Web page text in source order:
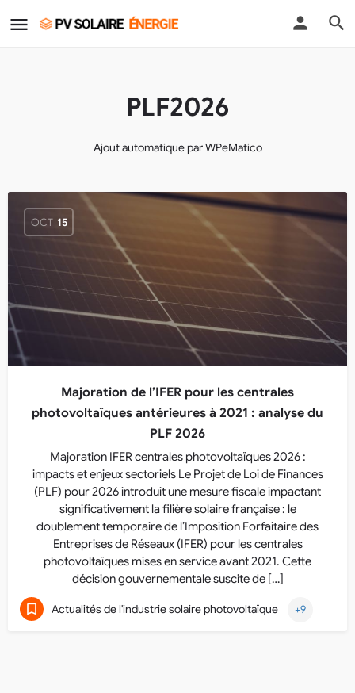
PLF2026
Ajout automatique par WPeMatico
OCT 15
Majoration de l’IFER pour les centrales
photovoltaïques antérieures à 2021 : analyse du
PLF 2026
Majoration IFER centrales photovoltaïques 2026 :
impacts et enjeux sectoriels Le Projet de Loi de Finances
(PLF) pour 2026 introduit une mesure fiscale impactant
significativement la filière solaire française : le
doublement temporaire de l’Imposition Forfaitaire des
Entreprises de Réseaux (IFER) pour les centrales
photovoltaïques mises en service avant 2021. Cette
décision gouvernementale suscite de […]
Actualités de l'industrie solaire photovoltaïque +9